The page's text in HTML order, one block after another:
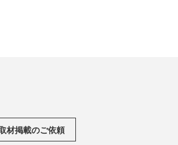
材掲載のご依頼